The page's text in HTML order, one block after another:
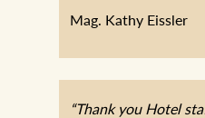
Mag. Kathy Eissler
“Thank you Hotel